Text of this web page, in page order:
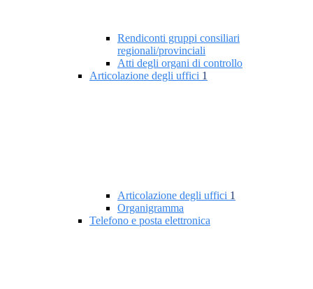
Rendiconti gruppi consiliari
regionali/provinciali
Atti degli organi di controllo
Articolazione degli uffici 1
Articolazione degli uffici 1
Organigramma
Telefono e posta elettronica